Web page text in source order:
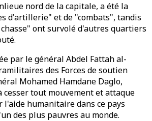
nord de la capitale, a été la
d'artillerie" et de "combats", tandis
ont survolé d'autres quartiers
par le général Abdel Fattah al-
des Forces de soutien
Mohamed Hamdane Daglo,
cesser tout mouvement et attaque
l'aide humanitaire dans ce pays
des plus pauvres au monde.